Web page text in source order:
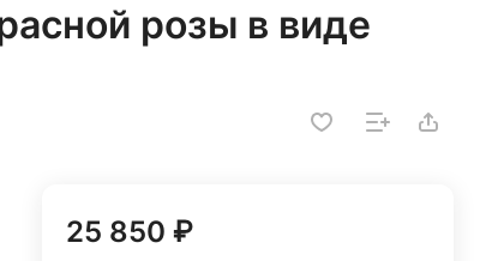
розы в виде
25 850 ₽